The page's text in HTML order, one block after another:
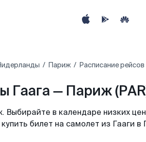
Париж Расписание
Гаага — Париж
в календаре низких
билет на самолет из Гааги